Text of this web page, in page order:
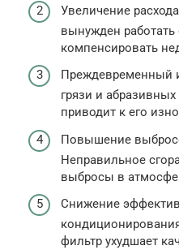
Увеличение
вынужден работать
компенсировать
Преждевременный
грязи и
приводит к его
Повышение
Неправильное
выбросы в
Снижение
фильтр ухудшает